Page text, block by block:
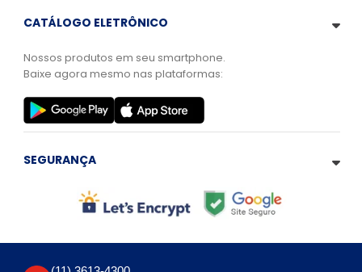
CATÁLOGO ELETRÔNICO
Nossos produtos em seu smartphone.
Baixe agora mesmo nas plataformas:
SEGURANÇA